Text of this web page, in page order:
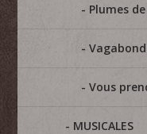
Plumes
Vous
MUSICALES